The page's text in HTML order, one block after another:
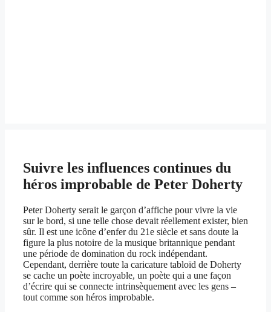
Suivre les influences continues du
héros improbable de Peter Doherty
Peter Doherty serait le garçon d’affiche pour vivre la vie
sur le bord, si une telle chose devait réellement exister, bien
sûr. Il est une icône d’enfer du 21e siècle et sans doute la
figure la plus notoire de la musique britannique pendant
une période de domination du rock indépendant.
Cependant, derrière toute la caricature tabloïd de Doherty
se cache un poète incroyable, un poète qui a une façon
d’écrire qui se connecte intrinsèquement avec les gens –
tout comme son héros improbable.